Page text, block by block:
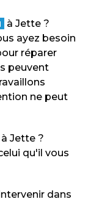
à Jette ?
ayez besoin
réparer
peuvent
ne peut
Jette ?
qu'il vous
dans